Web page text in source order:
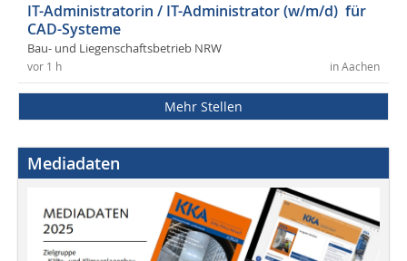
IT-Administratorin / IT-Administrator (w/m/d) für
CAD-Systeme
Bau- und Liegenschaftsbetrieb NRW
in Aachen
vor 1 h
Mehr Stellen
Mediadaten